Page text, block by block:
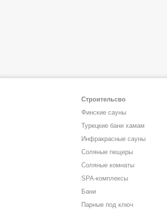
Строительсво
Финские сауны
Турецкие бани хамам
Инфракрасные сауны
Соляные пещеры
Соляные комнаты
SPA-комплексы
Бани
Парные под ключ